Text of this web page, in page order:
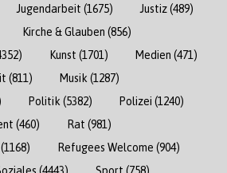
Jugendarbeit (1675) Justiz(489)
Kirche & Glauben (856)
Kunst (1701) Medien (471)
(811) Musik (1287)
Politik (5382) Polizei (1240)
(460) Rat (981)
(1168) Refugees Welcome (904)
(4443) Sport (758)